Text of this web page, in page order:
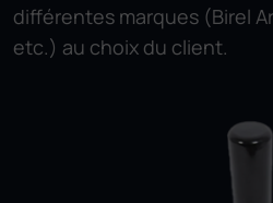
différentes marques (Birel
etc.) au choix du client.